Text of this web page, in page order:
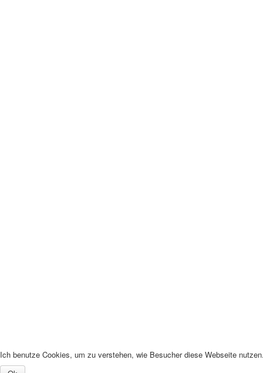
Ich benutze Cookies, um zu verstehen, wie Besucher diese Webseite